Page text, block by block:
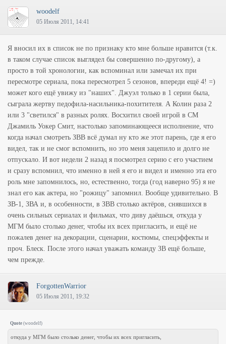
woodelf
05 Июля 2011, 14:41
Я вносил их в список не по признаку кто мне больше нравится (т.к.
в таком случае список выглядел бы совершенно по-другому), а
просто в той хронологии, как вспоминал или замечал их при
пересмотре сериала, пока пересмотрел 5 сезонов, впереди ещё 4! =)
может кого ещё увижу из "наших". Джуэл только в 1 серии была,
сыграла жертву педофила-насильника-похитителя. А Колин раза 2
или 3 "светился" в разных ролях. Восхитил своей игрой в СМ
Джамиль Уокер Смит, настолько запоминающееся исполнение, что
когда начал смотреть ЗВВ всё думал ну кто же этот парень, где я его
видел, так и не смог вспомнить, но это меня зацепило и долго не
отпускало. И вот недели 2 назад я посмотрел серию с его участием
и сразу вспомнил, что именно в ней я его и видел и именно эта его
роль мне запомнилось, но, естественно, тогда (год наверно 95) я не
знал его как актера, но "рожицу" запомнил. Вообще удивительно. В
ЗВ-1, ЗВА и, в особенности, в ЗВВ столько актёров, снявшихся в
очень сильных сериалах и фильмах, что диву даёшься, откуда у
МГМ было столько денег, чтобы их всех пригласить, и ещё не
пожалев денег на декорации, сценарии, костюмы, спецэффекты и
проч. Блеск. После этого начал уважать команду ЗВ ещё больше,
чем прежде.
ForgottenWarrior
05 Июля 2011, 19:32
Quote (woodelf)
откуда у МГМ было столько денег, чтобы их всех пригласить,